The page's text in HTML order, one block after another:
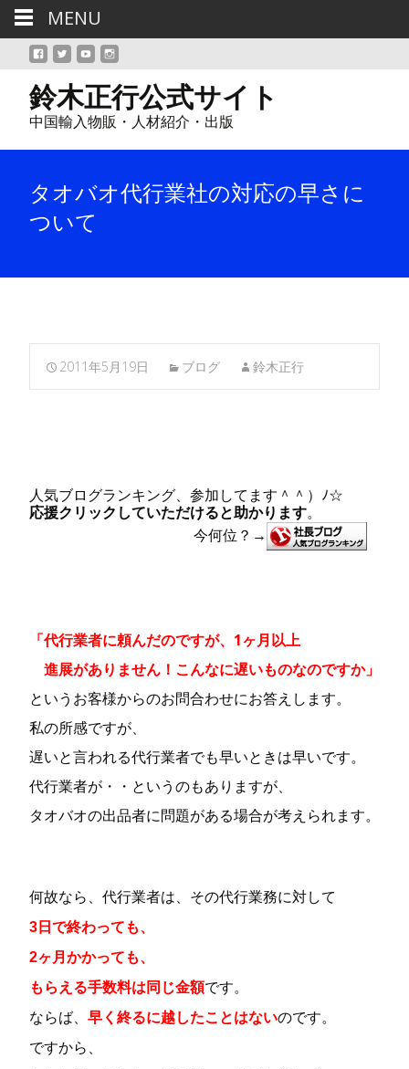
鈴木正行公式サイト
中国輸入物販・人材紹介・出版
タオバオ代行業社の対応の早さに
ついて
2011年5月19日 ブログ 鈴木正行
人気ブログランキング、参加してます＾＾）ﾉ☆
応援クリックしていただけると助かります。
今何位 ？ →
「代行業者に頼んだのですが、1ヶ月以上
進展がありません！こんなに遅いものなのですか」
というお客様からのお問合わせにお答えします。
私の所感ですが、
遅いと言われる代行業者でも早いときは早いです。
代行業者が・・というのもありますが、
タオバオの出品者に問題がある場合が考えられます。
何故なら、代行業者は、その代行業務に対して
3日で終わっても、
2ヶ月かかっても、
もらえる手数料は同じ金額です。
ならば、 早く終るに越したことはないのです。
ですから、
MENU